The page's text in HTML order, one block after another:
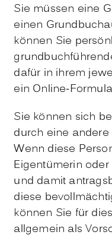
Sie müssen eine
einen
können Sie
dafür in ihrem
ein Online-
Sie können sich
durch eine
Wenn diese
Eigentümerin
und damit
diese
können Sie für
allgemein als